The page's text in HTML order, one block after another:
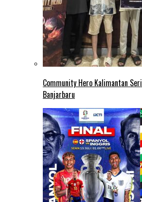
Community Hero Kalimantan
Banjarbaru